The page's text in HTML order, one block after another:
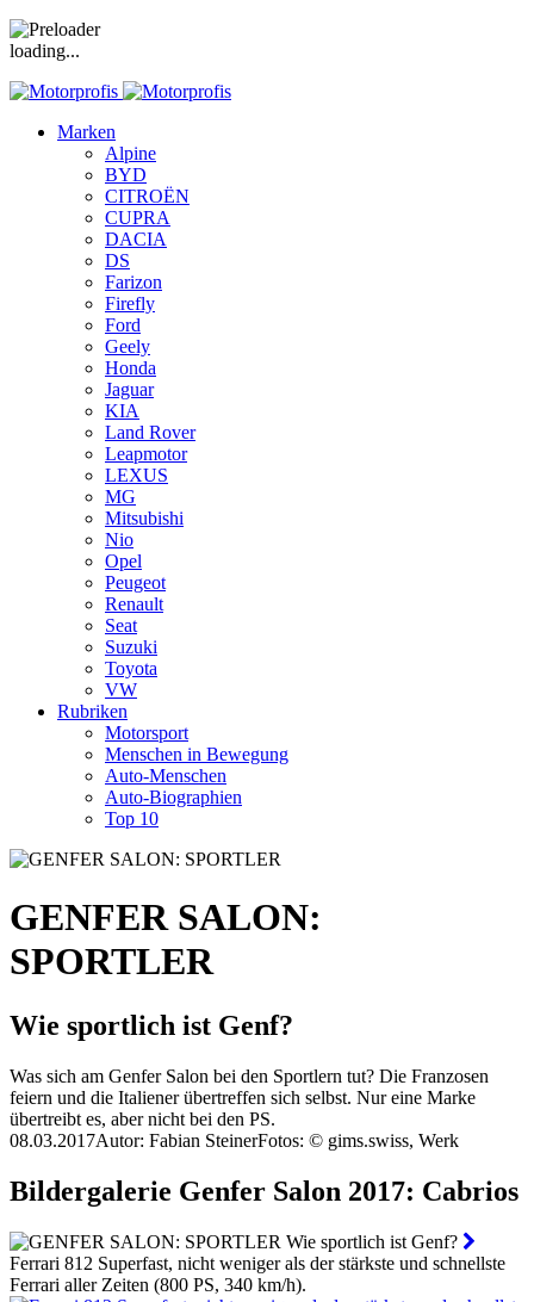
loading...
Marken
Alpine
BYD
CITROËN
CUPRA
DACIA
DS
Farizon
Firefly
Ford
Geely
Honda
Jaguar
KIA
Land Rover
Leapmotor
LEXUS
MG
Mitsubishi
Nio
Opel
Peugeot
Renault
Seat
Suzuki
Toyota
VW
Rubriken
Motorsport
Menschen in Bewegung
Auto-Menschen
Auto-Biographien
Top 10
GENFER SALON:
SPORTLER
Wie sportlich ist Genf?
Was sich am Genfer Salon bei den Sportlern tut? Die Franzosen
feiern und die Italiener übertreffen sich selbst. Nur eine Marke
übertreibt es, aber nicht bei den PS.
08.03.2017Autor: Fabian SteinerFotos: © gims.swiss, Werk
Bildergalerie Genfer Salon 2017: Cabrios
Ferrari 812 Superfast, nicht weniger als der stärkste und schnellste
Ferrari aller Zeiten (800 PS, 340 km/h).